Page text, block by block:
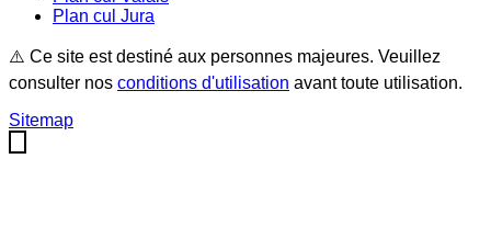
Plan cul Jura
⚠️ Ce site est destiné aux personnes majeures. Veuillez
consulter nos conditions d'utilisation avant toute utilisation.
Sitemap